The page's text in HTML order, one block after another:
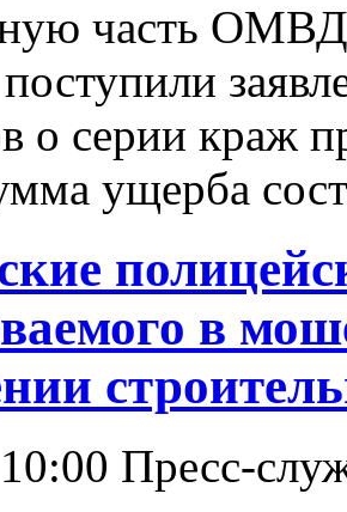
часть ОМВД
о серии краж
ущерба
в
Пресс-